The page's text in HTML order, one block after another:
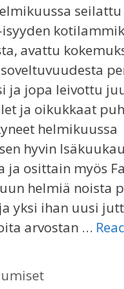
avattu
ja jopa leivottu
ja oikukkaat
helmikuussa
hyvin
ja osittain myös
helmiä noista
yksi ihan uusi
arvostan …